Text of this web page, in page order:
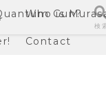
Gun?
Who is
Contact
検